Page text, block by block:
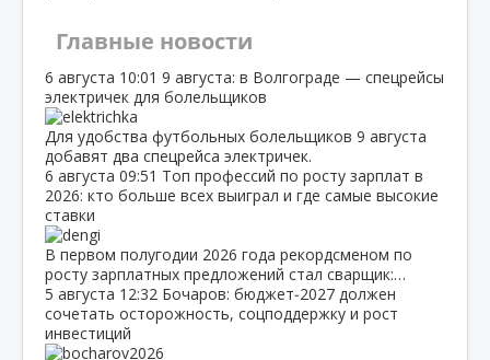
Главные новости
6 августа 10:01 9 августа: в Волгограде — спецрейсы
электричек для болельщиков
Для удобства футбольных болельщиков 9 августа
добавят два спецрейса электричек.
6 августа 09:51 Топ профессий по росту зарплат в
2026: кто больше всех выиграл и где самые высокие
ставки
В первом полугодии 2026 года рекордсменом по
росту зарплатных предложений стал сварщик:…
5 августа 12:32 Бочаров: бюджет‑2027 должен
сочетать осторожность, соцподдержку и рост
инвестиций